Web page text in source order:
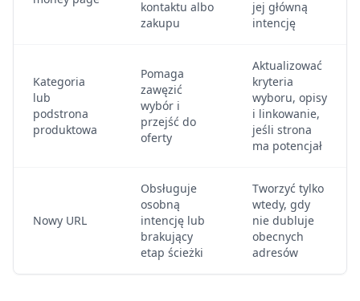
kontaktu albo
zakupu
jej główną
intencję
Kategoria
lub
podstrona
produktowa
Pomaga
zawęzić
wybór i
przejść do
oferty
Aktualizować
kryteria
wyboru, opisy
i linkowanie,
jeśli strona
ma potencjał
Nowy URL
Obsługuje
osobną
intencję lub
brakujący
etap ścieżki
Tworzyć tylko
wtedy, gdy
nie dubluje
obecnych
adresów